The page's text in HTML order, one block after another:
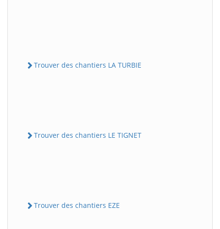
Trouver des chantiers LA TURBIE
Trouver des chantiers LE TIGNET
Trouver des chantiers EZE